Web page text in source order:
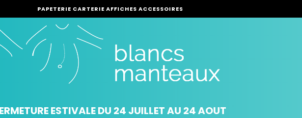
PAPETERIE CARTERIE AFFICHES ACCESSOIRES
ESTIVALE DU 24 JUILLET AU 24 AOUT